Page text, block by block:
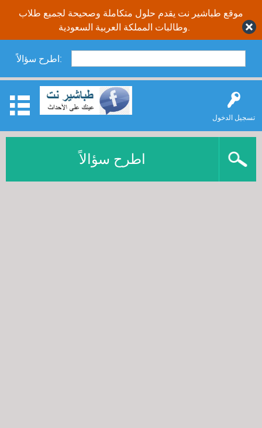
موقع طباشير نت يقدم حلول متكاملة وصحيحة لجميع طلاب
اطرح سؤالاً:
تسجيل الدخول
اطرح سؤالاً